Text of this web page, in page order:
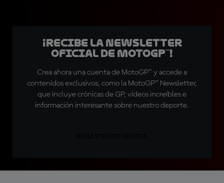
¡Recibe la Newsletter
oficial de MotoGP™!
Crea ahora una cuenta de MotoGP™ y accede a
contenidos exclusivos, como la MotoGP™ Newsletter,
que incluye crónicas de GP, vídeos increíbles e
información interesante sobre nuestro deporte.